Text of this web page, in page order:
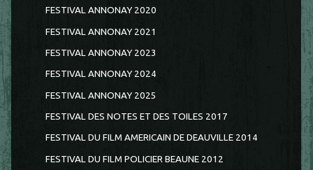
FESTIVAL ANNONAY 2020
FESTIVAL ANNONAY 2021
FESTIVAL ANNONAY 2023
FESTIVAL ANNONAY 2024
FESTIVAL ANNONAY 2025
FESTIVAL DES NOTES ET DES TOILES 2017
FESTIVAL DU FILM AMERICAIN DE DEAUVILLE 2014
FESTIVAL DU FILM POLICIER BEAUNE 2012